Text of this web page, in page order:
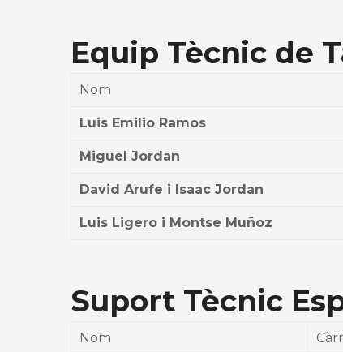
Equip Tècnic de
Nom
Luis Emilio Ramos
Miguel Jordan
David Arufe i Isaac Jordan
Luis Ligero i Montse Muñoz
Suport Tècnic
Nom